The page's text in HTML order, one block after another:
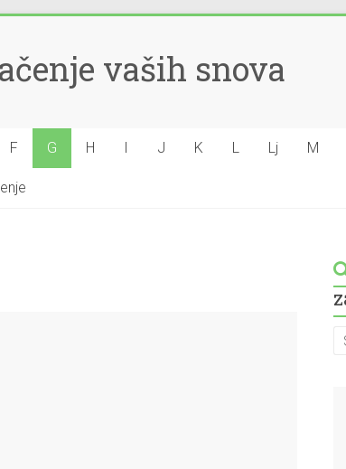
vaših snova
F G H I J K L Lj M